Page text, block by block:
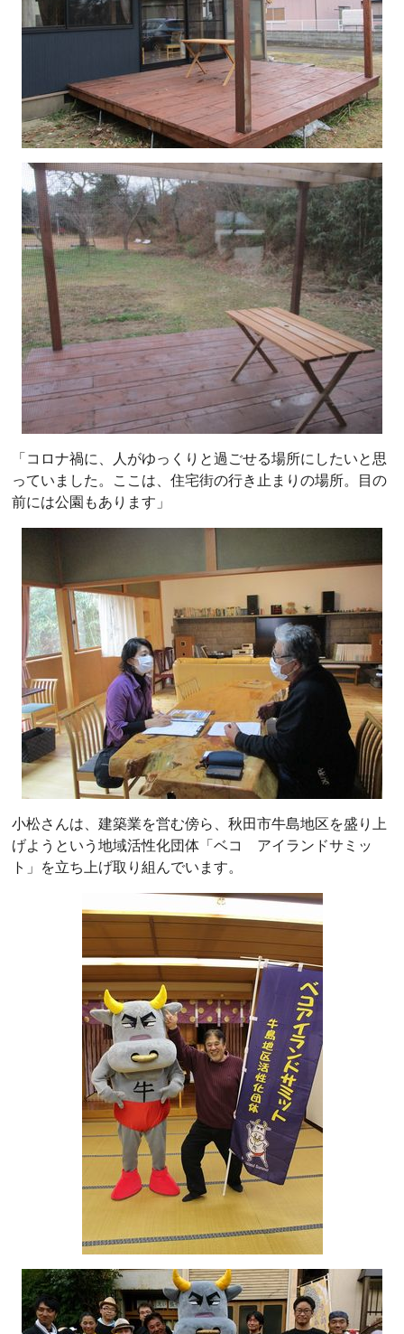
「コロナ禍に、人がゆっくりと過ごせる場所にしたいと思
っていました。ここは、住宅街の行き止まりの場所。目の
前には公園もあります」
小松さんは、建築業を営む傍ら、秋田市牛島地区を盛り上
げようという地域活性化団体「ベコ アイランドサミッ
ト」を立ち上げ取り組んでいます。